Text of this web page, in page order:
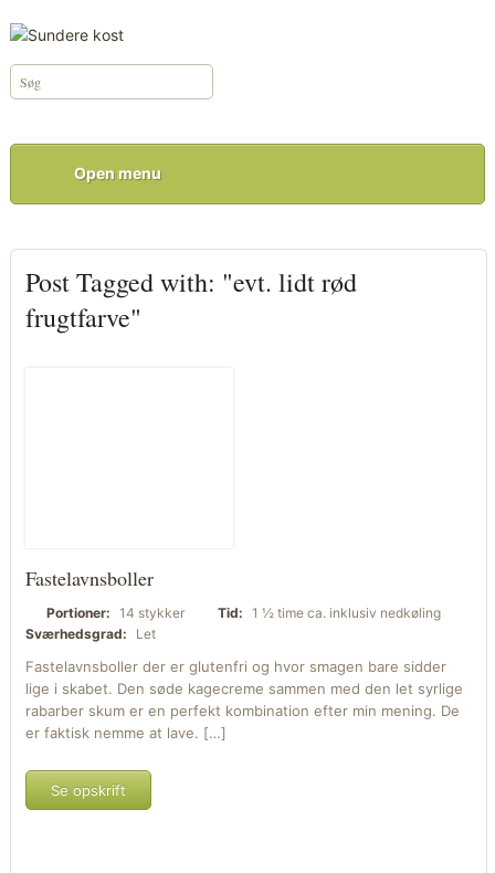
Open menu
Post Tagged with: "evt. lidt rød
frugtfarve"
Fastelavnsboller
Portioner: 14 stykker Tid: 1 ½ time ca. inklusiv nedkøling
Sværhedsgrad:
Let
Fastelavnsboller der er glutenfri og hvor smagen bare sidder
lige i skabet. Den søde kagecreme sammen med den let syrlige
rabarber skum er en perfekt kombination efter min mening. De
er faktisk nemme at lave. […]
Se opskrift